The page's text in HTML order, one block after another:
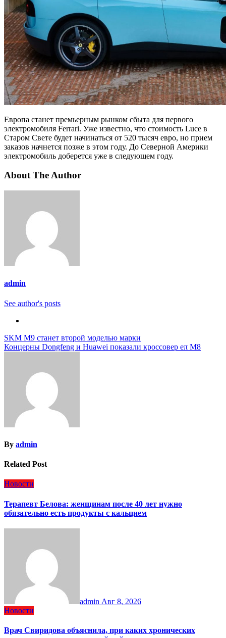
Европа станет премьерным рынком сбыта для первого
электромобиля Ferrari. Уже известно, что стоимость Luce в
Старом Свете будет начинаться от 520 тысяч евро, но прием
заказов начнется позже в этом году. До Северной Америки
электромобиль доберется уже в следующем году.
About The Author
admin
See author's posts
Навигация
по
SKM M9 станет второй моделью марки
Концерны Dongfeng и Huawei показали кроссовер eπ M8
By admin
Related Post
Новости
Терапевт Белова: женщинам после 40 лет нужно
обязательно есть продукты с кальцием
admin Авг 8, 2026
Новости
Врач Свиридова объяснила, при каких хронических